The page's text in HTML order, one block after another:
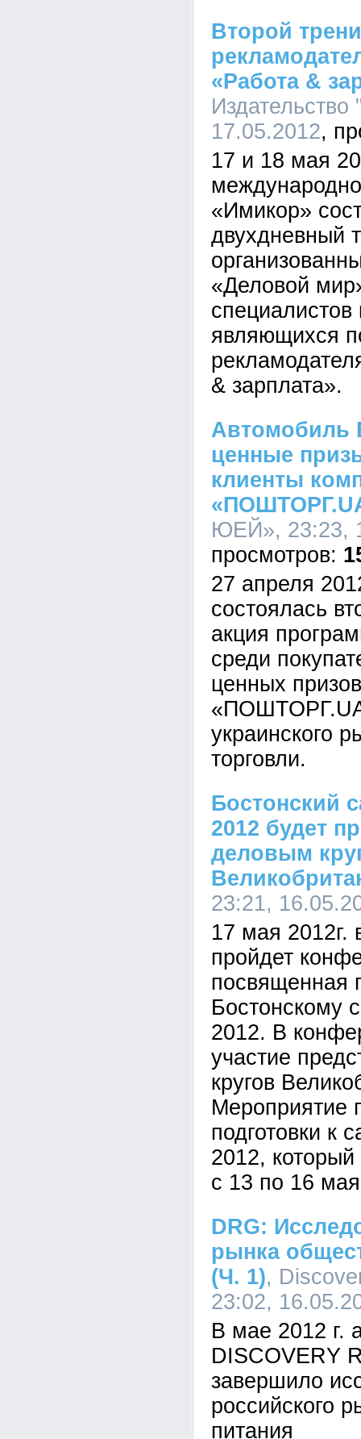
Второй
«Работа &
17.05.2012
17 и 18 мая
«Имикор»
двухдневный
«Деловой
являющихся
& зарплата».
Автомобиль
ценные
клиенты
ЮЕЙ», 23:23,
27 апреля
состоялась
акция
среди
ценных
украинского
торговли.
Бостонский
2012 будет
деловым
23:21,
17 мая 2012г.
пройдет
посвященная
Бостонскому
2012. В
участие
кругов
Мероприятие
подготовки к
2012, который
с 13 по 16
DRG:
рынка
(Ч. 1),
23:02,
В мае 2012 г.
DISCOVERY
завершило
российского
питания